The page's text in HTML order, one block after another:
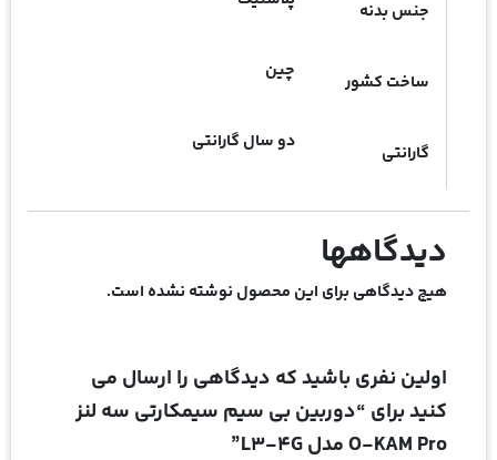
جنس بدنه
ساخت کشور چین
گارانتی دو سال گارانتی
دیدگاهها
هیچ دیدگاهی برای این محصول نوشته نشده است.
اولین نفری باشید که دیدگاهی را ارسال می
کنید برای “دوربین بی سیم سیمکارتی سه لنز
O-KAM Pro مدل L3-4G”